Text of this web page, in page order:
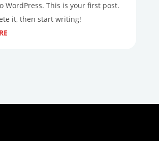
WordPress. This is your first post.
it, then start writing!